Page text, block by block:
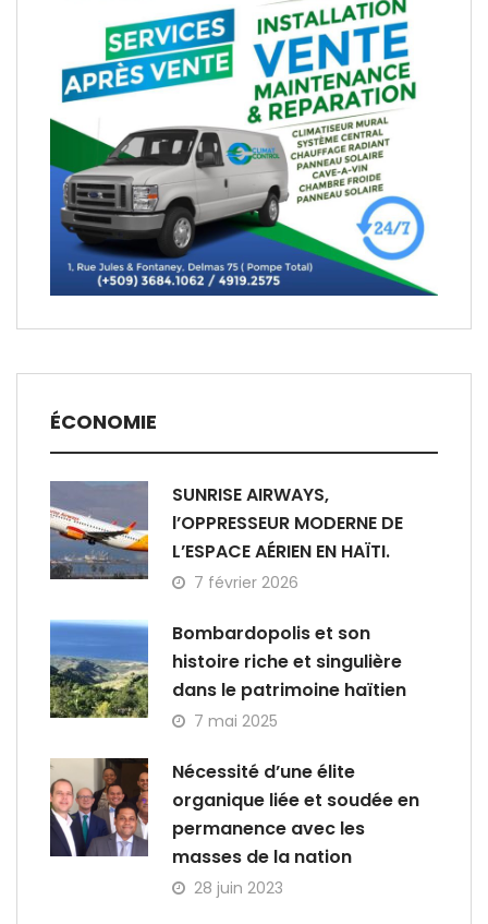
ÉCONOMIE
SUNRISE AIRWAYS,
l’OPPRESSEUR MODERNE DE
L’ESPACE AÉRIEN EN HAÏTI.
7 février 2026
Bombardopolis et son
histoire riche et singulière
dans le patrimoine haïtien
7 mai 2025
Nécessité d’une élite
organique liée et soudée en
permanence avec les
masses de la nation
28 juin 2023